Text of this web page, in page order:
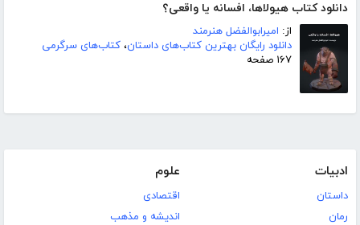
دانلود کتاب هیولاها، افسانه یا واقعی؟
از: امیرابوالفضل هنرمند
دانلود رایگان بهترین کتاب‌های داستان، کتاب‌های سرگرمی
۱۶۷ صفحه
ادبیات
داستان
رمان
علوم
اقتصادی
اندیشه و مذهب